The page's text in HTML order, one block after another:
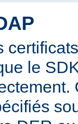
le